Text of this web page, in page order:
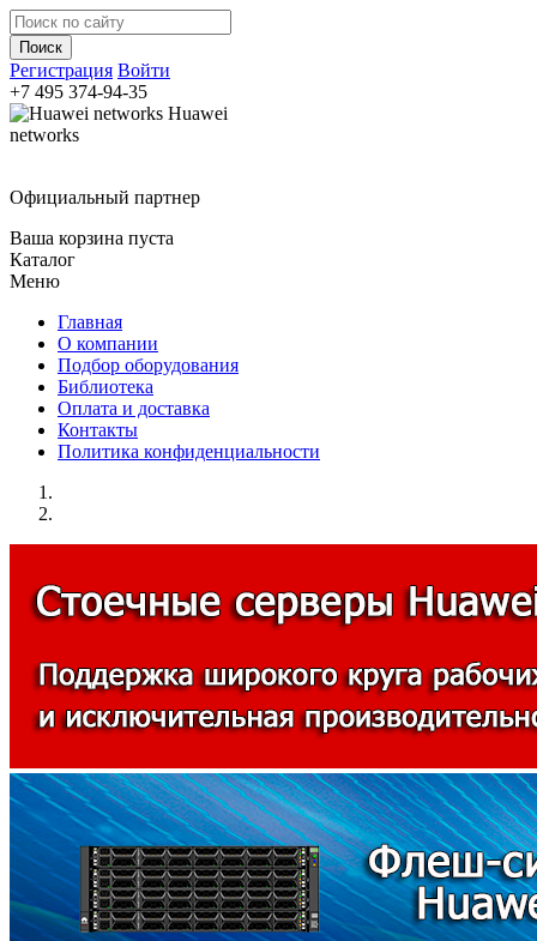
Регистрация Войти
+7 495 374-94-35
Huawei
networks
Официальный партнер
Ваша корзина пуста
Каталог
Меню
Главная
О компании
Подбор оборудования
Библиотека
Оплата и доставка
Контакты
Политика конфиденциальности